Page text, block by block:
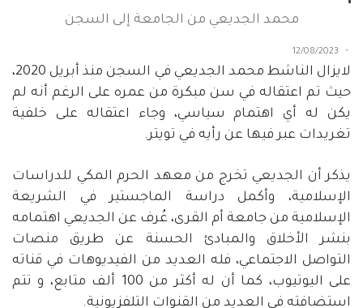
محمد الجديعي من الجامعة إلى السجن
12/08/2023
لايزال الناشط محمد الجديعي في السجن منذ أبريل 2020،
حيث تم اعتقاله في سن مبكرة من عمره على الرغم أنه لم
يكن له أي اهتمام سياسي، وجاء اعتقاله على خلفية
تغريدات عبر فيها عن رأيه في تويتر.
يذكر أن الجديعي تخرج من معهد الحرم المكي للدراسات
الإسلامية، وأكمل دراسة الماجستير في الشريعة
الإسلامية من جامعة أم القرى، عُرف عن الجديعي اهتمامه
بنشر الأخلاق والمبادئ الحسنة عن طريق منصات
التواصل الاجتماعي، فله العديد من الفيديوهات في قناته
على اليوتيوب، كما أن له أكثر من 100 ألف متابع، و تتم
استضافته في العديد من القنوات التلفزيونية.